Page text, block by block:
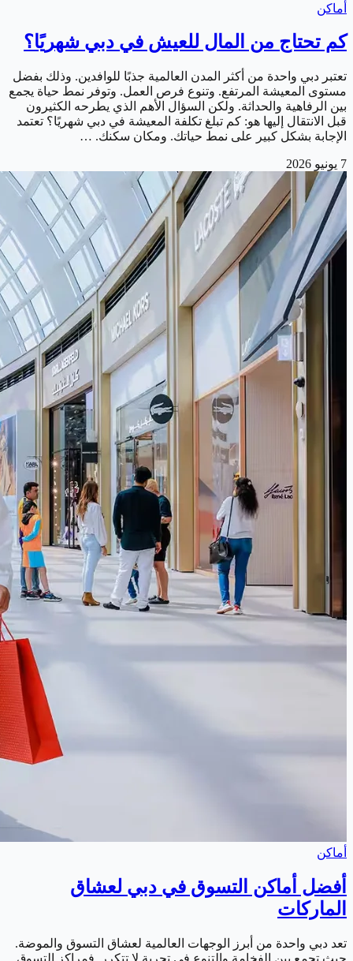
أماكن
كم تحتاج من المال للعيش في دبي شهريًا؟
تعتبر دبي واحدة من أكثر المدن العالمية جذبًا للوافدين. وذلك بفضل
مستوى المعيشة المرتفع. وتنوع فرص العمل. وتوفر نمط حياة يجمع
بين الرفاهية والحداثة. ولكن السؤال الأهم الذي يطرحه الكثيرون
قبل الانتقال إليها هو: كم تبلغ تكلفة المعيشة في دبي شهريًا؟ تعتمد
الإجابة بشكل كبير على نمط حياتك. ومكان سكنك. …
7 يونيو 2026
أماكن
أفضل أماكن التسوق في دبي لعشاق
الماركات
تعد دبي واحدة من أبرز الوجهات العالمية لعشاق التسوق والموضة.